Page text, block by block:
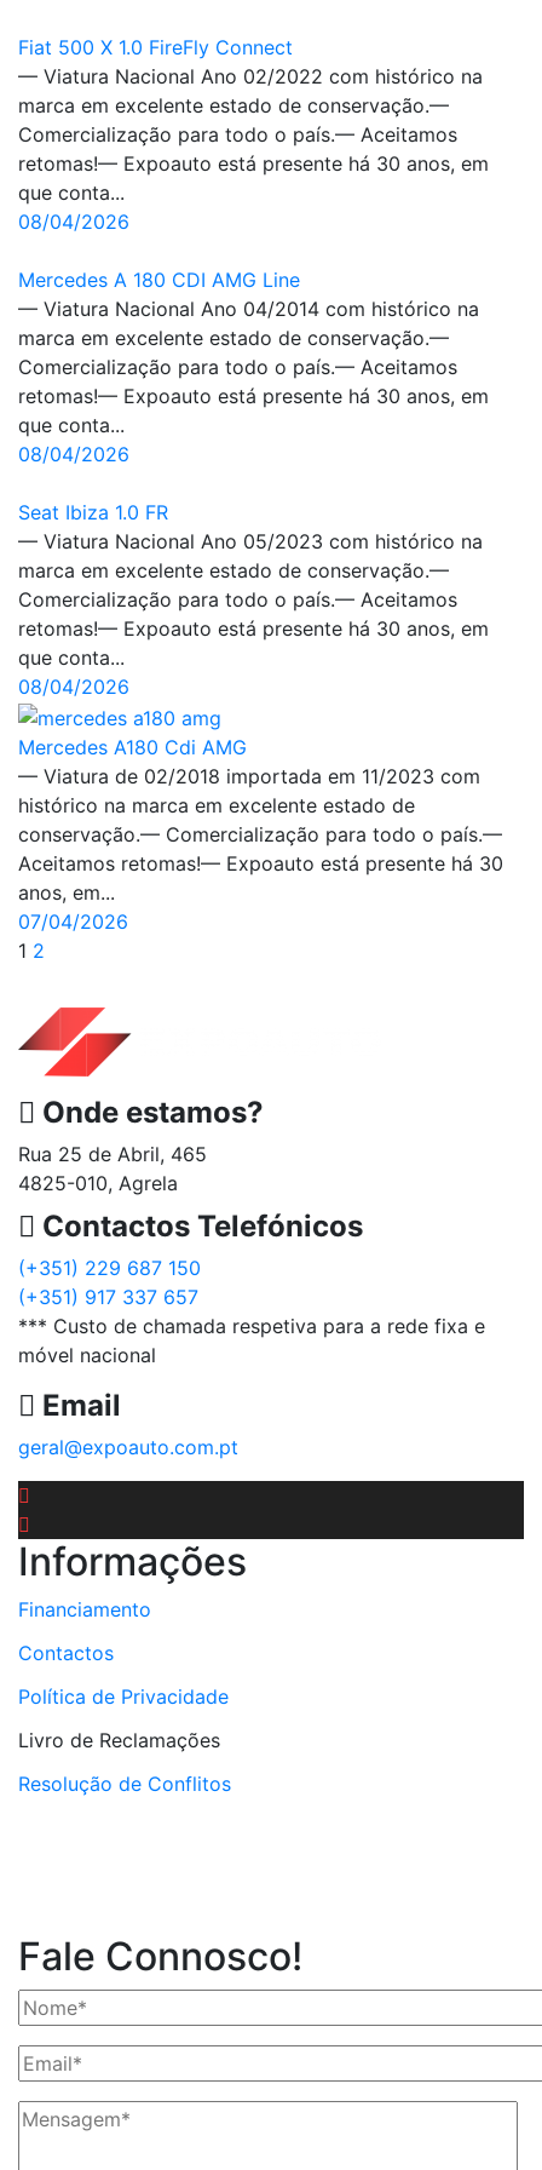
Fiat 500 X 1.0 FireFly Connect
— Viatura Nacional Ano 02/2022 com histórico na
marca em excelente estado de conservação.—
Comercialização para todo o país.— Aceitamos
retomas!— Expoauto está presente há 30 anos, em
que conta...
08/04/2026
Mercedes A 180 CDI AMG Line
— Viatura Nacional Ano 04/2014 com histórico na
marca em excelente estado de conservação.—
Comercialização para todo o país.— Aceitamos
retomas!— Expoauto está presente há 30 anos, em
que conta...
08/04/2026
Seat Ibiza 1.0 FR
— Viatura Nacional Ano 05/2023 com histórico na
marca em excelente estado de conservação.—
Comercialização para todo o país.— Aceitamos
retomas!— Expoauto está presente há 30 anos, em
que conta...
08/04/2026
Mercedes A180 Cdi AMG
— Viatura de 02/2018 importada em 11/2023 com
histórico na marca em excelente estado de
conservação.— Comercialização para todo o país.—
Aceitamos retomas!— Expoauto está presente há 30
anos, em...
07/04/2026
1 2
Onde estamos?
Rua 25 de Abril, 465
4825-010, Agrela
Contactos Telefónicos
(+351) 229 687 150
(+351) 917 337 657
*** Custo de chamada respetiva para a rede fixa e
móvel nacional
Email
geral@expoauto.com.pt
Informações
Financiamento
Contactos
Política de Privacidade
Livro de Reclamações
Resolução de Conflitos
Fale Connosco!